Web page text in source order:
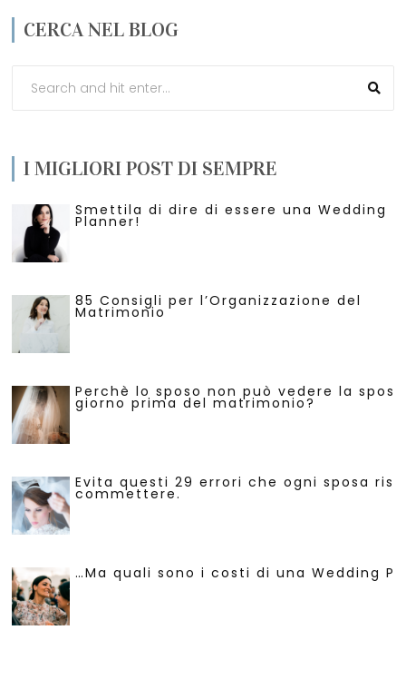
CERCA NEL BLOG
I MIGLIORI POST DI SEMPRE
Smettila di dire di essere una Wedding
Planner!
85 Consigli per l’Organizzazione del
Matrimonio
Perchè lo sposo non può vedere la
giorno prima del matrimonio?
Evita questi 29 errori che ogni sposa
commettere.
…Ma quali sono i costi di una Wedding